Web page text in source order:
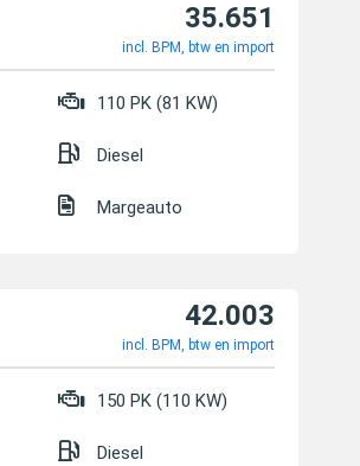
35.651
incl. BPM, btw en import
110 PK (81 KW)
Diesel
Margeauto
42.003
incl. BPM, btw en import
150 PK (110 KW)
Diesel